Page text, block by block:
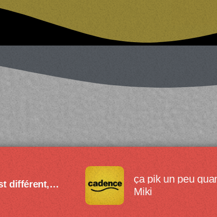
différent,
vibrant.
ça pik un peu
Miki